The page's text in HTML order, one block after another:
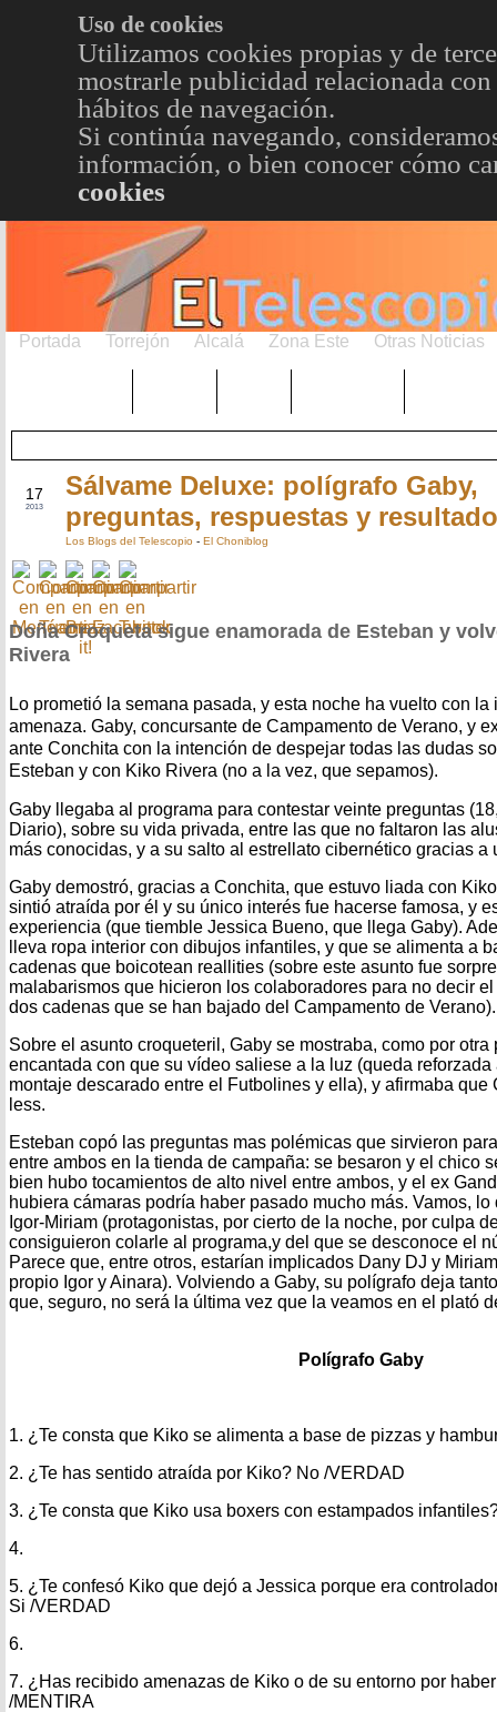
Uso de cookies
Utilizamos cookies propias y de
mostrarle publicidad relacionada
hábitos de navegación.
Si continúa navegando,
información, o bien conocer cómo
cookies
Portada Torrejón Alcalá Zona Este Otras Noticias
17
2013
Sálvame Deluxe: polígrafo Gaby,
preguntas, respuestas y resultado
Los Blogs del Telescopio - El Choniblog
Doña Croqueta sigue enamorada de Esteban y
Rivera
Lo prometió la semana pasada, y esta noche ha vuelto con
amenaza. Gaby, concursante de Campamento de Verano, y
ante Conchita con la intención de despejar todas las dudas
Esteban y con Kiko Rivera (no a la vez, que sepamos).
Gaby llegaba al programa para contestar veinte preguntas
Diario), sobre su vida privada, entre las que no faltaron las
más conocidas, y a su salto al estrellato cibernético gracias a
Gaby demostró, gracias a Conchita, que estuvo liada con
sintió atraída por él y su único interés fue hacerse famosa, y
experiencia (que tiemble Jessica Bueno, que llega Gaby).
lleva ropa interior con dibujos infantiles, y que se alimenta a
cadenas que boicotean reallities (sobre este asunto fue
malabarismos que hicieron los colaboradores para no decir
dos cadenas que se han bajado del Campamento de Verano).
Sobre el asunto croqueteril, Gaby se mostraba, como por otra
encantada con que su vídeo saliese a la luz (queda
montaje descarado entre el Futbolines y ella), y afirmaba que
less.
Esteban copó las preguntas mas polémicas que sirvieron
entre ambos en la tienda de campaña: se besaron y el chico
bien hubo tocamientos de alto nivel entre ambos, y el ex
hubiera cámaras podría haber pasado mucho más. Vamos,
Igor-Miriam (protagonistas, por cierto de la noche, por culpa
consiguieron colarle al programa,y del que se desconoce el
Parece que, entre otros, estarían implicados Dany DJ y
propio Igor y Ainara). Volviendo a Gaby, su polígrafo deja
que, seguro, no será la última vez que la veamos en el plató
Polígrafo Gaby
1. ¿Te consta que Kiko se alimenta a base de pizzas y
2. ¿Te has sentido atraída por Kiko? No /VERDAD
3. ¿Te consta que Kiko usa boxers con estampados
4.
5. ¿Te confesó Kiko que dejó a Jessica porque era
Si /VERDAD
6.
7. ¿Has recibido amenazas de Kiko o de su entorno por
/MENTIRA